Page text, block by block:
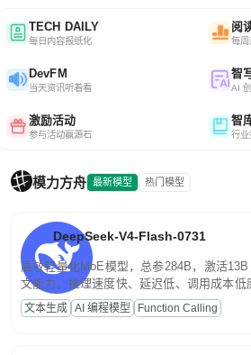
TECH DAILY
每日内容报纸化
阅
每周
DevFM
当天资讯听着看
智
AI
激励活动
参与活动赢源石
智
行业
模力方舟 最新模型 热门模型
DeepSeek-V4-Flash-0731
高效轻量化MoE模型，总参284B，激活
文能力。推理速度快、延迟低、调用成本低
高并发、轻量化任务，适合日常对话、内容
文案处理等普惠刚需场景。
文本生成 AI 编程模型 Function Calling